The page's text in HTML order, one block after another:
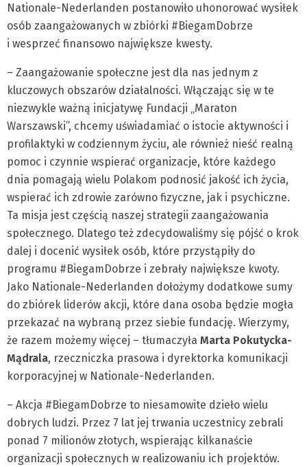
Nationale-Nederlanden postanowiło uhonorować wysiłek
osób zaangażowanych w zbiórki #BiegamDobrze
i wesprzeć finansowo największe kwesty.
– Zaangażowanie społeczne jest dla nas jednym z
kluczowych obszarów działalności. Włączając się w te
niezwykle ważną inicjatywę Fundacji „Maraton
Warszawski”, chcemy uświadamiać o istocie aktywności i
profilaktyki w codziennym życiu, ale również nieść realną
pomoc i czynnie wspierać organizacje, które każdego
dnia pomagają wielu Polakom podnosić jakość ich życia,
wspierać ich zdrowie zarówno fizyczne, jak i psychiczne.
Ta misja jest częścią naszej strategii zaangażowania
społecznego. Dlatego też zdecydowaliśmy się pójść o krok
dalej i docenić wysiłek osób, które przystąpiły do
programu #BiegamDobrze i zebrały największe kwoty.
Jako Nationale-Nederlanden dołożymy dodatkowe sumy
do zbiórek liderów akcji, które dana osoba będzie mogła
przekazać na wybraną przez siebie fundację. Wierzymy,
że razem możemy więcej – tłumaczyła Marta Pokutycka-
Mądrala, rzeczniczka prasowa i dyrektorka komunikacji
korporacyjnej w Nationale-Nederlanden.
– Akcja #BiegamDobrze to niesamowite dzieło wielu
dobrych ludzi. Przez 7 lat jej trwania uczestnicy zebrali
ponad 7 milionów złotych, wspierając kilkanaście
organizacji społecznych w realizowaniu ich projektów.